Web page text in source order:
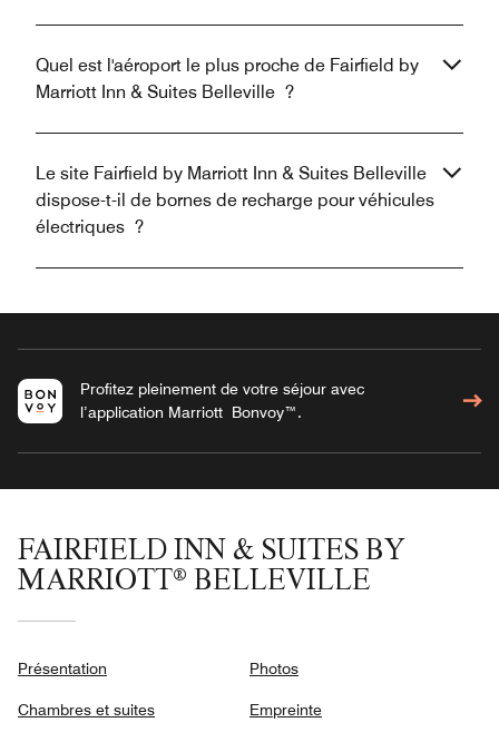
Quel est l'aéroport le plus proche de Fairfield by
Marriott Inn & Suites Belleville ?
Le site Fairfield by Marriott Inn & Suites Belleville
dispose-t-il de bornes de recharge pour véhicules
électriques ?
Profitez pleinement de votre séjour avec
l’application Marriott Bonvoy™.
FAIRFIELD INN & SUITES BY
MARRIOTT® BELLEVILLE
Présentation
Chambres et suites
Photos
Empreinte